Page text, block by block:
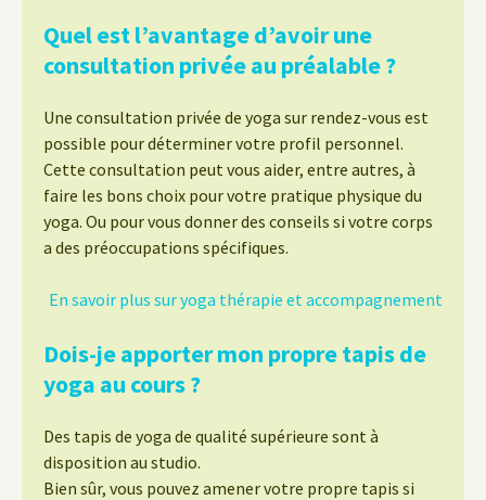
Quel est l’avantage d’avoir une
consultation privée au préalable ?
Une consultation privée de yoga sur rendez-vous est
possible pour déterminer votre profil personnel.
Cette consultation peut vous aider, entre autres, à
faire les bons choix pour votre pratique physique du
yoga. Ou pour vous donner des conseils si votre corps
a des préoccupations spécifiques.
En savoir plus sur yoga thérapie et accompagnement
Dois-je apporter mon propre tapis de
yoga au cours ?
Des tapis de yoga de qualité supérieure sont à
disposition au studio.
Bien sûr, vous pouvez amener votre propre tapis si